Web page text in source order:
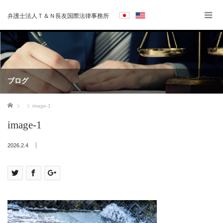
弁護士法人Ｔ＆Ｎ長友国際法律事務所
ブログ
ホーム image-1
image-1
2026.2.4